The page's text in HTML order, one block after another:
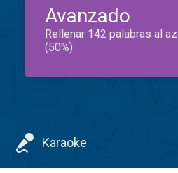
Avanzado
Rellenar 142 palabras al
(50%)
Karaoke